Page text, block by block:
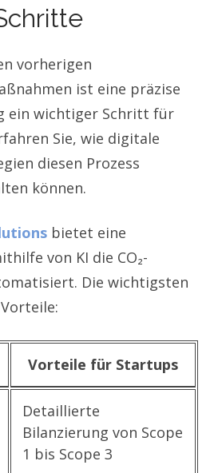
vorherigen
ist eine präzise
ein wichtiger Schritt für
Sie, wie digitale
diesen Prozess
können.
bietet eine
von KI die CO₂-
Die wichtigsten
Vorteile für Startups
Detaillierte
Bilanzierung von Scope
1 bis Scope 3